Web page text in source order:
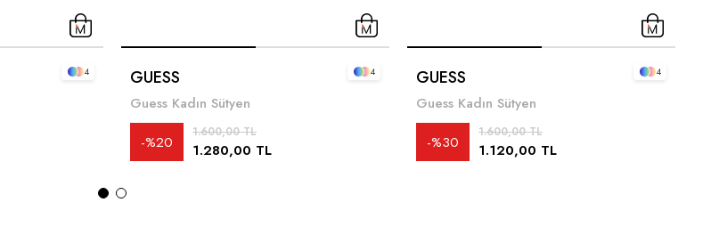
4 GUESS
Guess Kadın Sütyen
1.280,00 TL
1.600,00 TL
%20
4 GUESS
Guess Kadın Sütyen
1.120,00 TL
1.600,00 TL
%30
4